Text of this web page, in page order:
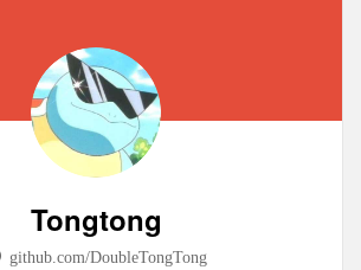
Tongtong
github.com/DoubleTongTong